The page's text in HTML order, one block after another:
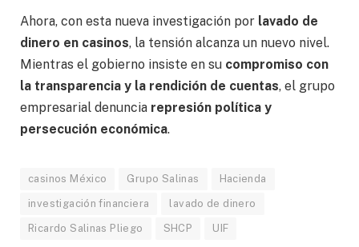
Ahora, con esta nueva investigación por lavado de
dinero en casinos, la tensión alcanza un nuevo nivel.
Mientras el gobierno insiste en su compromiso con
la transparencia y la rendición de cuentas, el grupo
empresarial denuncia represión política y
persecución económica.
casinos México Grupo Salinas Hacienda
investigación financiera lavado de dinero
Ricardo Salinas Pliego SHCP UIF